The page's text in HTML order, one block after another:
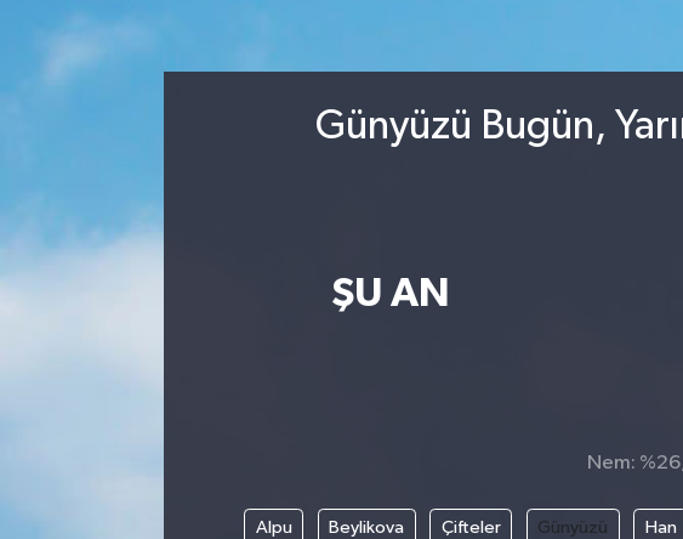
Günyüzü Bugün,
ŞU AN
Nem:
Alpu Beylikova Çifteler Günyüzü Han